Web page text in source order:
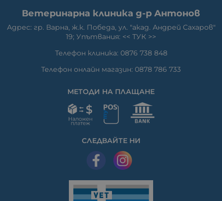
Ветеринарна клиника д-р Антонов
Адрес: гр. Варна, ж.к. Победа, ул. "акад. Андрей Сахаров"
19; Упътвания: << ТУК >>
Телефон клиника: 0876 738 848
Телефон онлайн магазин: 0878 786 733
МЕТОДИ НА ПЛАЩАНЕ
СЛЕДВАЙТЕ НИ